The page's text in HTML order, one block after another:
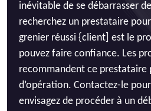
inévitable de se débarrasser
recherchez un prestataire
grenier réussi {client] est le
pouvez faire confiance. Les
recommandent ce prestataire
d’opération. Contactez-le
envisagez de procéder à un